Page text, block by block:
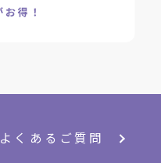
よくあるご質問